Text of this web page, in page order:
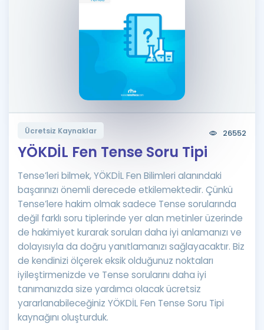
Şifremi Hatırlamıyorum
ÜYE DEĞİLİM
Puan Hesaplama
Rehberlik Aracı
ÖSYM Sınav Takvimi
Kampanyalar
Blog
İngilizce Gramer
Kariyer
Ücretsiz Kaynaklar 26552
YÖKDİL Fen Tense Soru Tipi
Tense’leri bilmek, YÖKDİL Fen Bilimleri alanındaki
başarınızı önemli derecede etkilemektedir. Çünkü
Tense’lere hakim olmak sadece Tense sorularında
değil farklı soru tiplerinde yer alan metinler üzerinde
de hakimiyet kurarak soruları daha iyi anlamanızı ve
dolayısıyla da doğru yanıtlamanızı sağlayacaktır. Biz
de kendinizi ölçerek eksik olduğunuz noktaları
iyileştirmenizde ve Tense sorularını daha iyi
tanımanızda size yardımcı olacak ücretsiz
yararlanabileceğiniz YÖKDİL Fen Tense Soru Tipi
kaynağını oluşturduk.